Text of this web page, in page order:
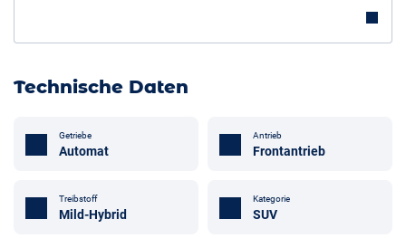
Technische Daten
Getriebe
Automat
Antrieb
Frontantrieb
Treibstoff
Mild-Hybrid
Kategorie
SUV